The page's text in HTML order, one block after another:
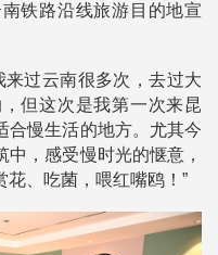
铁路沿线旅游目的地宣
来过云南很多次，去过大
但这次是我第一次来昆
合慢生活的地方。尤其今
，感受慢时光的惬意，
、吃菌，喂红嘴鸥！”